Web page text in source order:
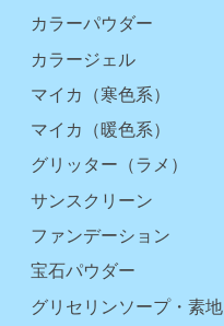
カラーパウダー
カラージェル
マイカ（寒色系）
マイカ（暖色系）
グリッター（ラメ）
サンスクリーン
ファンデーション
宝石パウダー
グリセリンソープ・素地